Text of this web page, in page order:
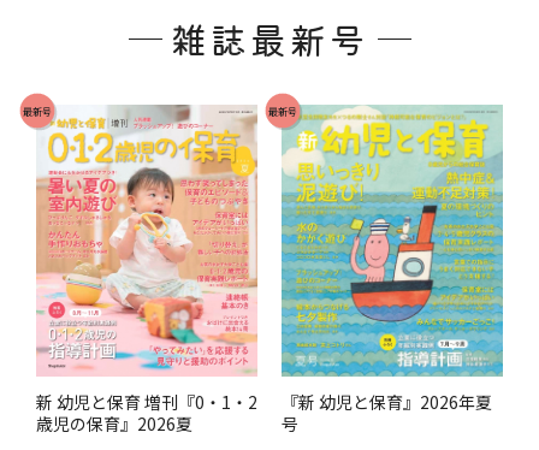
雑誌最新号
最新号
新 幼児と保育 増刊『0・1・2
歳児の保育』2026夏
最新号
『新 幼児と保育』2026年夏
号